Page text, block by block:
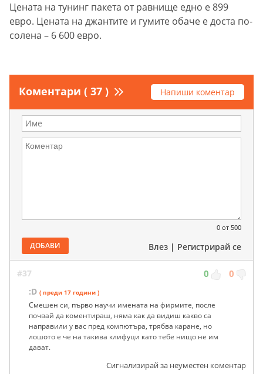
Цената на тунинг пакета от равнище едно е 899
евро. Цената на джантите и гумите обаче е доста по-
солена – 6 600 евро.
Коментари ( 37 ) Напиши коментар
0 от 500
ДОБАВИ Влез | Регистрирай се
#37 0 0
:D ( преди 17 години )
Смешен си, първо научи имената на фирмите, после
почвай да коментираш, няма как да видиш какво са
направили у вас пред компютъра, трябва каране, но
лошото е че на такива клифуци като тебе нищо не им
дават.
Сигнализирай за неуместен коментар